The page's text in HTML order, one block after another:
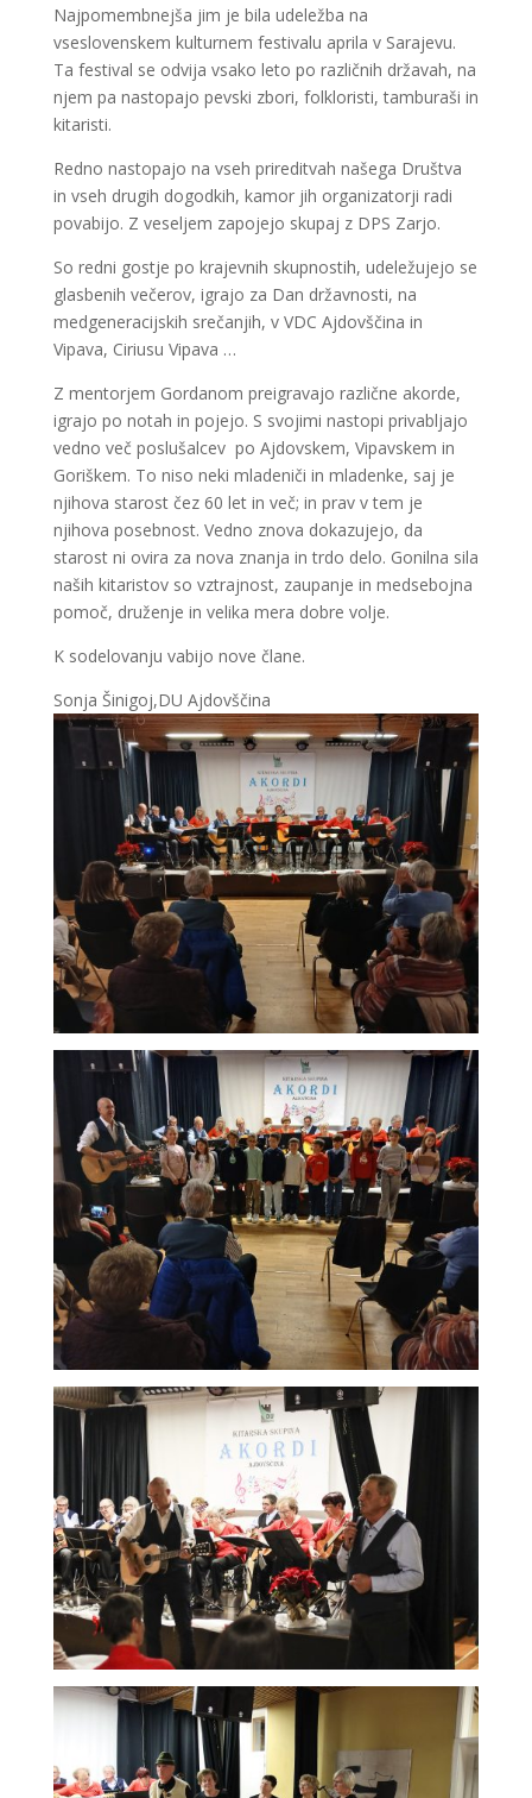
Najpomembnejša jim je bila udeležba na
vseslovenskem kulturnem festivalu aprila v Sarajevu.
Ta festival se odvija vsako leto po različnih državah, na
njem pa nastopajo pevski zbori, folkloristi, tamburaši in
kitaristi.
Redno nastopajo na vseh prireditvah našega Društva
in vseh drugih dogodkih, kamor jih organizatorji radi
povabijo. Z veseljem zapojejo skupaj z DPS Zarjo.
So redni gostje po krajevnih skupnostih, udeležujejo se
glasbenih večerov, igrajo za Dan državnosti, na
medgeneracijskih srečanjih, v VDC Ajdovščina in
Vipava, Ciriusu Vipava …
Z mentorjem Gordanom preigravajo različne akorde,
igrajo po notah in pojejo. S svojimi nastopi privabljajo
vedno več poslušalcev po Ajdovskem, Vipavskem in
Goriškem. To niso neki mladeniči in mladenke, saj je
njihova starost čez 60 let in več; in prav v tem je
njihova posebnost. Vedno znova dokazujejo, da
starost ni ovira za nova znanja in trdo delo. Gonilna sila
naših kitaristov so vztrajnost, zaupanje in medsebojna
pomoč, druženje in velika mera dobre volje.
K sodelovanju vabijo nove člane.
Sonja Šinigoj,DU Ajdovščina